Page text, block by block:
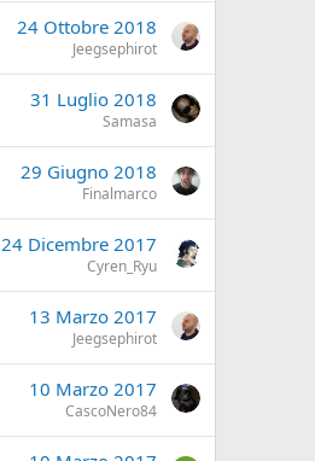
24 Ottobre 2018
Jeegsephirot
31 Luglio 2018
Samasa
29 Giugno 2018
Finalmarco
24 Dicembre 2017
Cyren_Ryu
13 Marzo 2017
Jeegsephirot
10 Marzo 2017
CascoNero84